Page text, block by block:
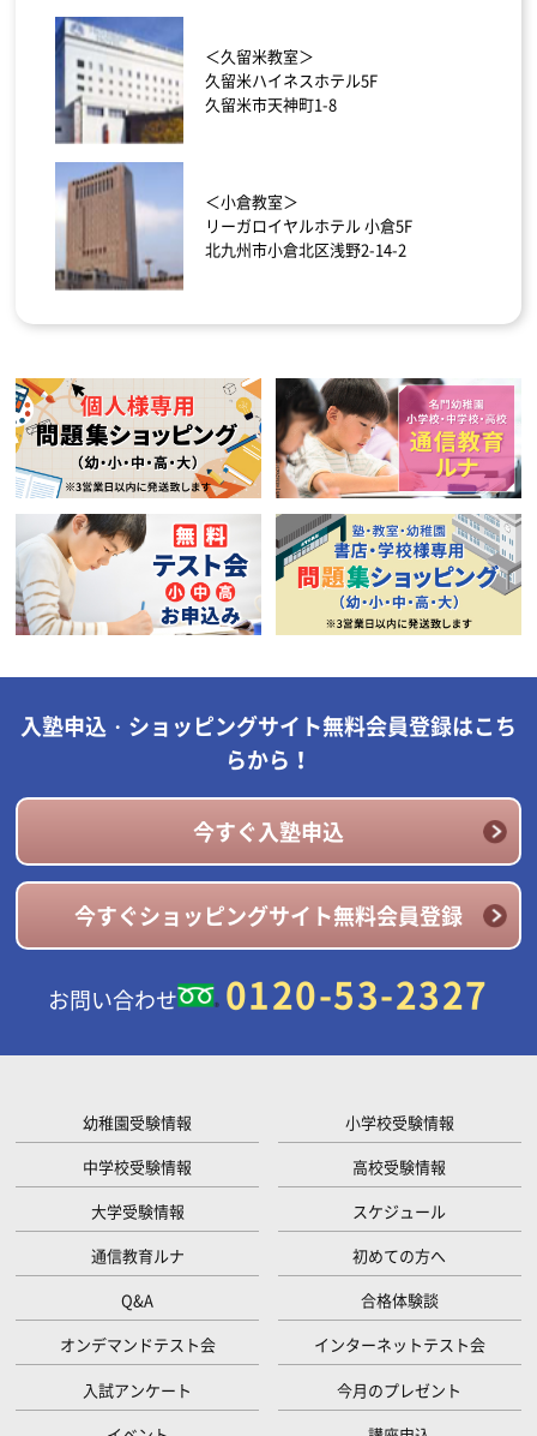
＜久留米教室＞
久留米ハイネスホテル5F
久留米市天神町1-8
＜小倉教室＞
リーガロイヤルホテル 小倉5F
北九州市小倉北区浅野2-14-2
入塾申込・ショッピングサイト無料会員登録はこち
らから！
今すぐ入塾申込
今すぐショッピングサイト無料会員登録
お問い合わせ 0120-53-2327
幼稚園受験情報
小学校受験情報
中学校受験情報
高校受験情報
大学受験情報
スケジュール
通信教育ルナ
初めての方へ
Q&A
合格体験談
オンデマンドテスト会
インターネットテスト会
入試アンケート
今月のプレゼント